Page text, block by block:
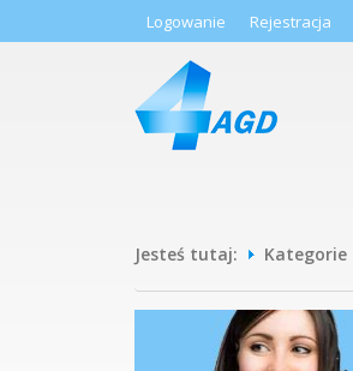
Logowanie Rejestracja
Jesteś tutaj: Kategorie